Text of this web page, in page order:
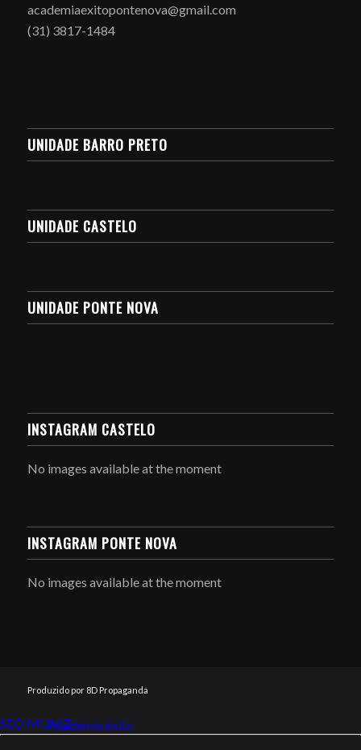
academiaexitopontenova@gmail.com
(31) 3817-1484
UNIDADE BARRO PRETO
UNIDADE CASTELO
UNIDADE PONTE NOVA
INSTAGRAM CASTELO
No images available at the moment
INSTAGRAM PONTE NOVA
No images available at the moment
Produzido por 8D Propaganda
SEO MUNIZ
Link112Academia êxito